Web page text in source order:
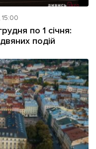
15:00
по 1 січня:
подій